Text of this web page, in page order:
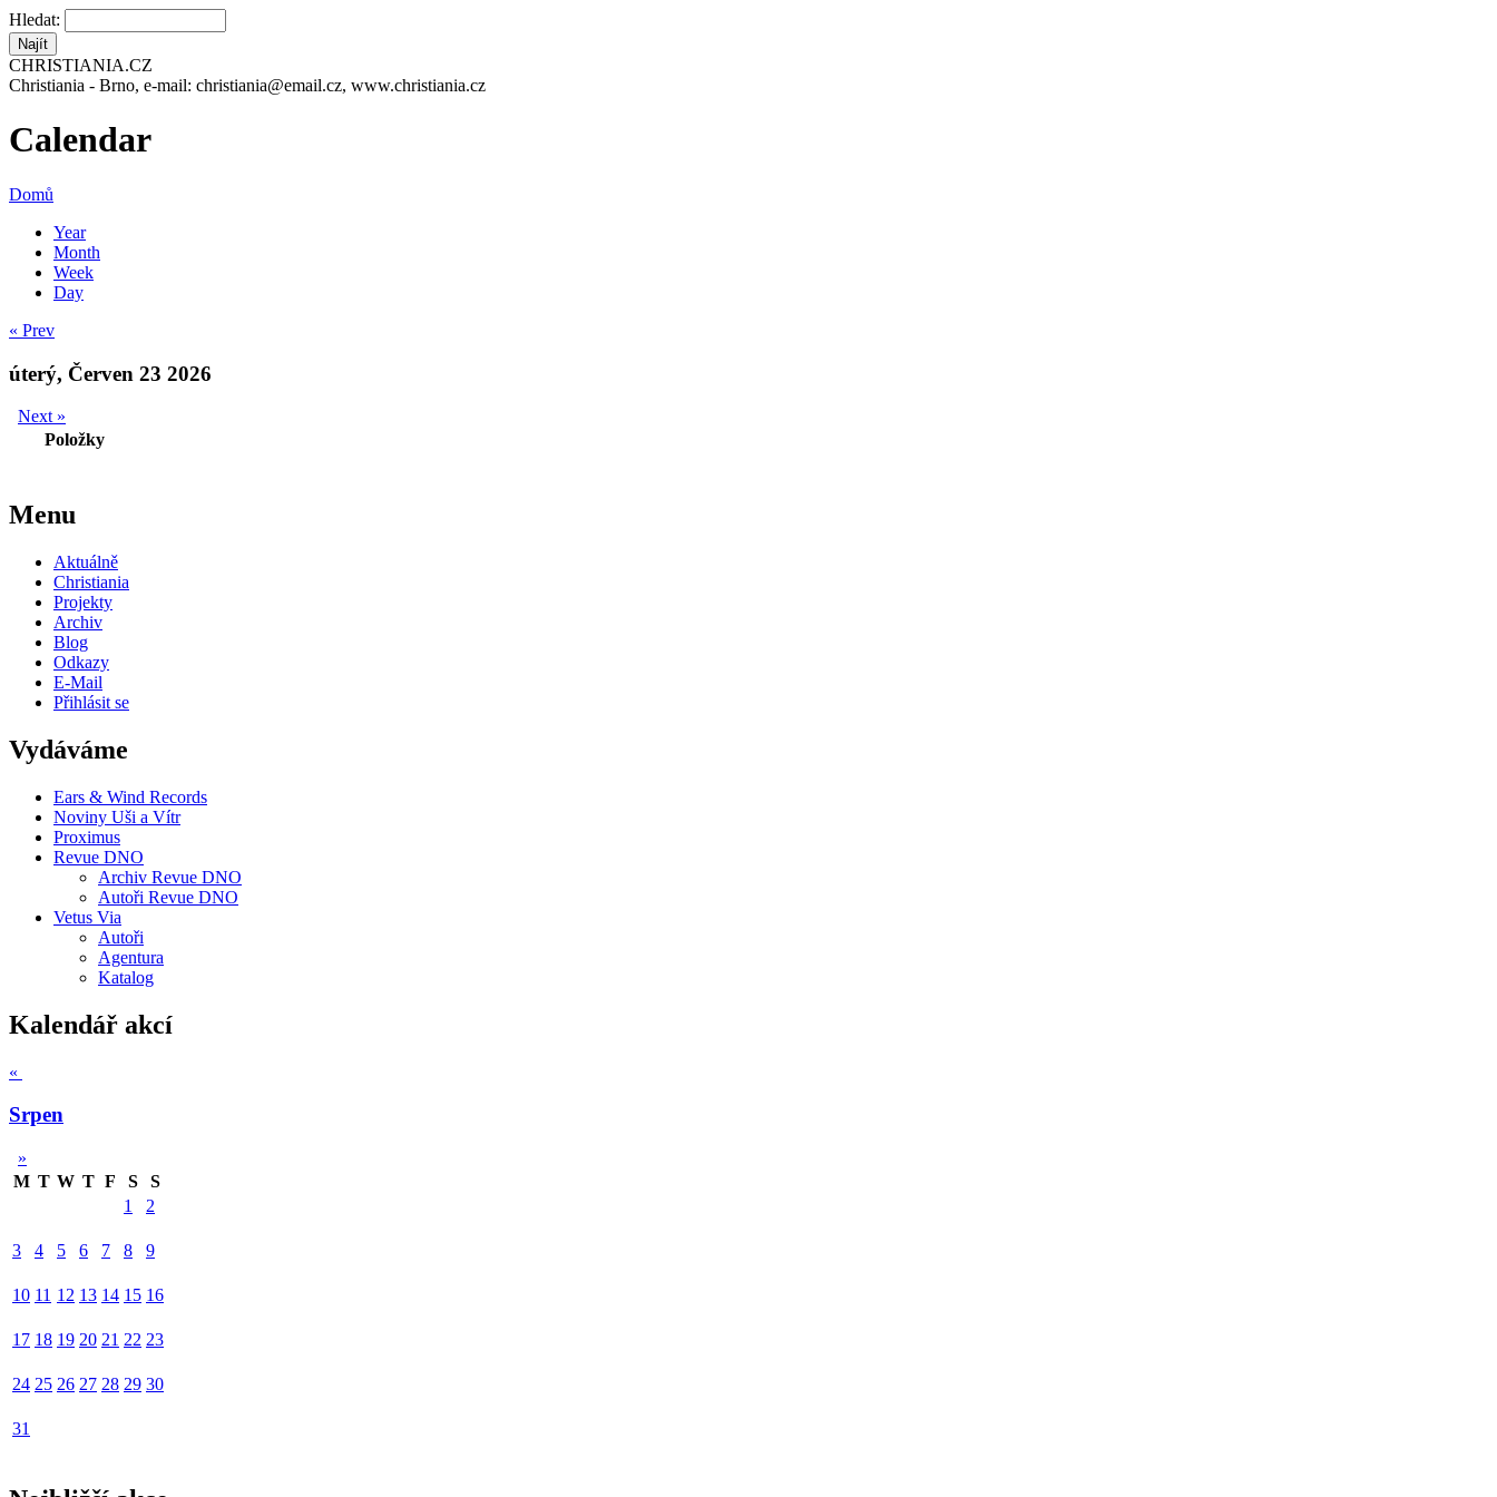
Hledat:
CHRISTIANIA.CZ
Christiania - Brno, e-mail: christiania@email.cz, www.christiania.cz
Calendar
Domů
Year
Month
Week
Day
« Prev
úterý, Červen 23 2026
Next »
Položky
Menu
Aktuálně
Christiania
Projekty
Archiv
Blog
Odkazy
E-Mail
Přihlásit se
Vydáváme
Ears & Wind Records
Noviny Uši a Vítr
Proximus
Revue DNO
Archiv Revue DNO
Autoři Revue DNO
Vetus Via
Autoři
Agentura
Katalog
Kalendář akcí
«
Srpen
»
M T W T F S
S
1
2
3 4 5 6 7 8 9
10 11 12 13 14 15 16
17 18 19 20 21 22 23
24 25 26 27 28 29 30
31